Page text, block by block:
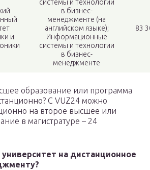
и
системы и технологии
в бизнес-
менеджменте (на
английском языке);
Информационные
системы и технологии
в бизнес-
менеджменте
83
образование или программа
С VUZ24 можно
на второе высшее или
в магистратуре – 24
университет на дистанционное